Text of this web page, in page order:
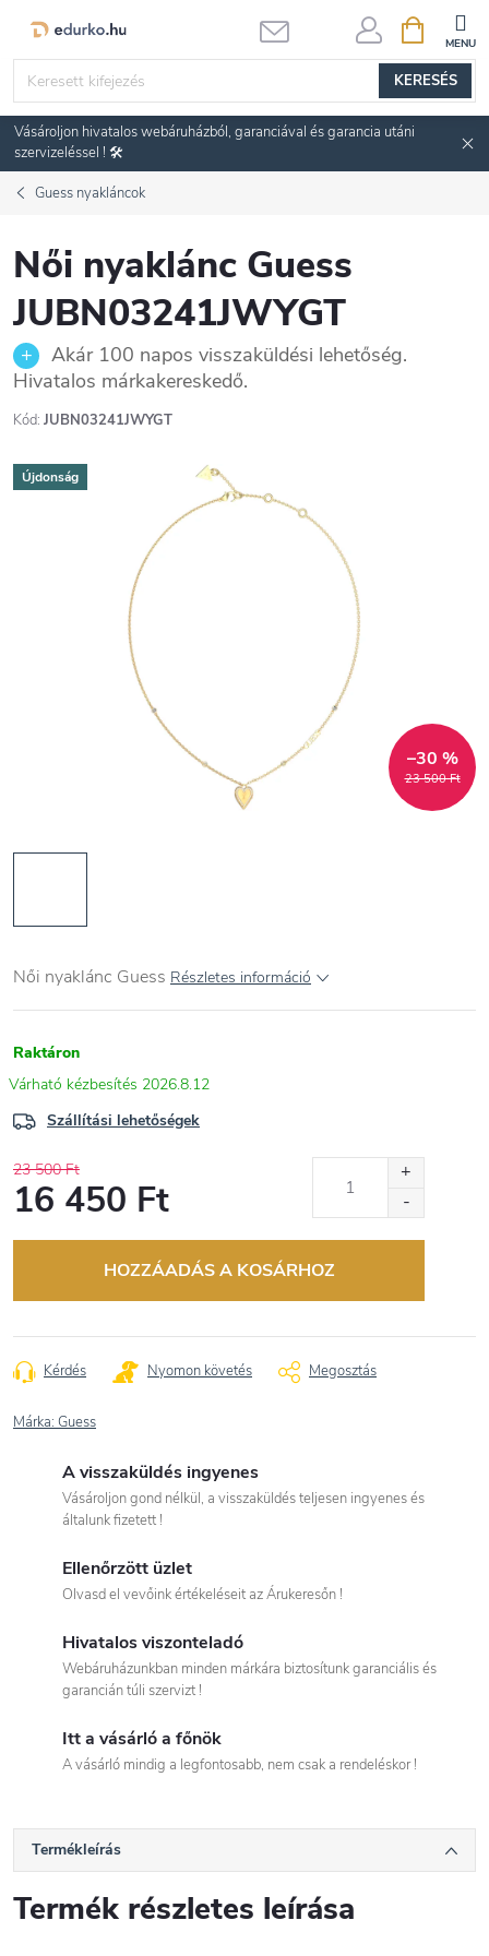
KERESÉS
KOSÁR
Vásároljon hivatalos webáruházból, garanciával és garancia utáni
szervizeléssel ! 🛠️
Guess nyakláncok
Női nyaklánc Guess
JUBN03241JWYGT
Akár 100 napos visszaküldési lehetőség.
Hivatalos márkakereskedő.
Kód: JUBN03241JWYGT
Újdonság
23 500 Ft
–30 %
Női nyaklánc Guess Részletes információ
Raktáron
2026.8.12
Szállítási lehetőségek
23 500 Ft
16 450 Ft
HOZZÁADÁS A KOSÁRHOZ
Kérdés Nyomon követés Megosztás
Márka: Guess
A visszaküldés ingyenes
Vásároljon gond nélkül, a visszaküldés teljesen ingyenes és
általunk fizetett !
Ellenőrzött üzlet
Olvasd el vevőink értékeléseit az Árukeresőn !
Hivatalos viszonteladó
Webáruházunkban minden márkára biztosítunk garanciális és
garancián túli szervizt !
Itt a vásárló a főnök
A vásárló mindig a legfontosabb, nem csak a rendeléskor !
Termékleírás
Termék részletes leírása